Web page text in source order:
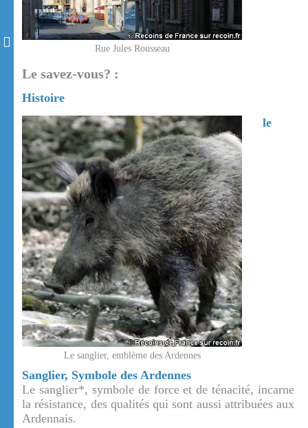
Rue Jules Rousseau
Le savez-vous? :
Histoire
Le sanglier, emblème des Ardennes
le
Sanglier, Symbole des Ardennes
Le sanglier*, symbole de force et de ténacité, incarne
la résistance, des qualités qui sont aussi attribuées aux
Ardennais.